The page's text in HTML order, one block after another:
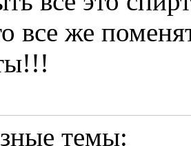
все же
темы: